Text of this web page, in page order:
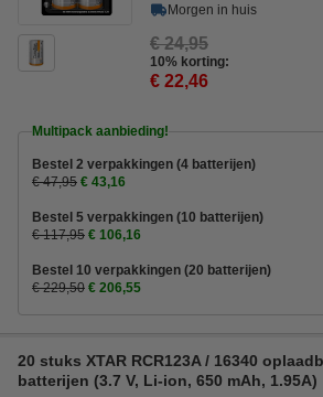
Morgen in huis
€ 24,95
10% korting:
€ 22,46
Multipack aanbieding!
Bestel 2 verpakkingen (4 batterijen)
€ 47,95 € 43,16
Bestel 5 verpakkingen (10 batterijen)
€ 117,95 € 106,16
Bestel 10 verpakkingen (20 batterijen)
€ 229,50 € 206,55
20 stuks XTAR RCR123A / 16340
batterijen (3.7 V, Li-ion, 650 mAh, 1.95A)